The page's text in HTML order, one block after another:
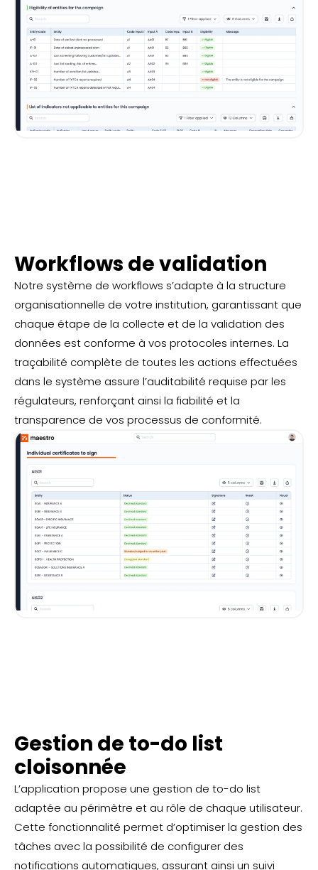
Workflows de validation
Notre système de workflows s’adapte à la structure
organisationnelle de votre institution, garantissant que
chaque étape de la collecte et de la validation des
données est conforme à vos protocoles internes. La
traçabilité complète de toutes les actions effectuées
dans le système assure l’auditabilité requise par les
régulateurs, renforçant ainsi la fiabilité et la
transparence de vos processus de conformité.
Gestion de to-do list
cloisonnée
L’application propose une gestion de to-do list
adaptée au périmètre et au rôle de chaque utilisateur.
Cette fonctionnalité permet d’optimiser la gestion des
tâches avec la possibilité de configurer des
notifications automatiques, assurant ainsi un suivi